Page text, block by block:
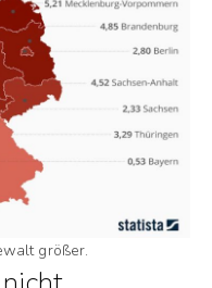
größer.